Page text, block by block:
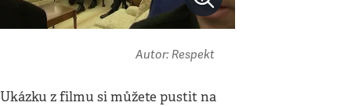
Autor: Respekt
Ukázku z filmu si můžete pustit na